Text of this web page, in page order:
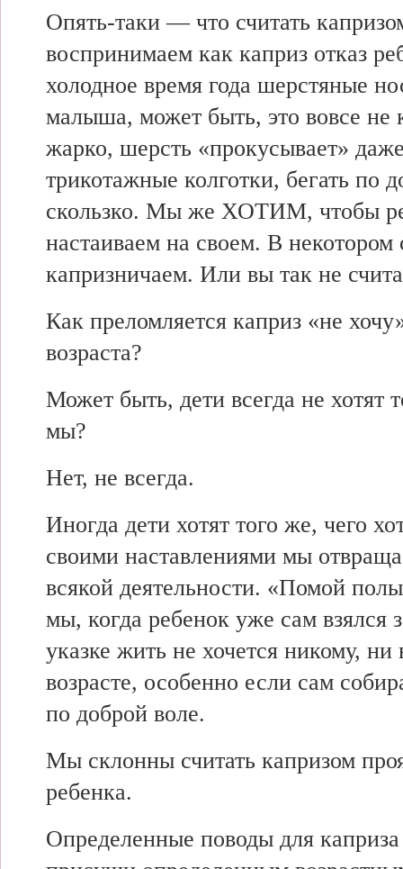
Опять-таки — что считать
воспринимаем как каприз отказ
холодное время года шерстяные
малыша, может быть, это вовсе не
жарко, шерсть «прокусывает»
трикотажные колготки, бегать по
скользко. Мы же ХОТИМ, чтобы
настаиваем на своем. В
капризничаем. Или вы так не
Как преломляется каприз «не
возраста?
Может быть, дети всегда не хотят
мы?
Нет, не всегда.
Иногда дети хотят того же, чего
своими наставлениями мы
всякой деятельности. «Помой
мы, когда ребенок уже сам взялся
указке жить не хочется никому, ни
возрасте, особенно если сам
по доброй воле.
Мы склонны считать капризом
ребенка.
Определенные поводы для